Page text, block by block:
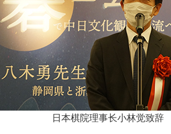
日本棋院理事长小林觉致辞